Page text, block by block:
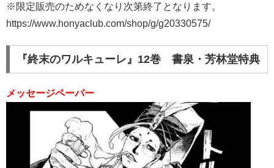
※限定販売のためなくなり次第終了となります。
https://www.honyaclub.com/shop/g/g20330575/
『終末のワルキューレ』12巻 書泉・芳林堂特典
メッセージペーパー